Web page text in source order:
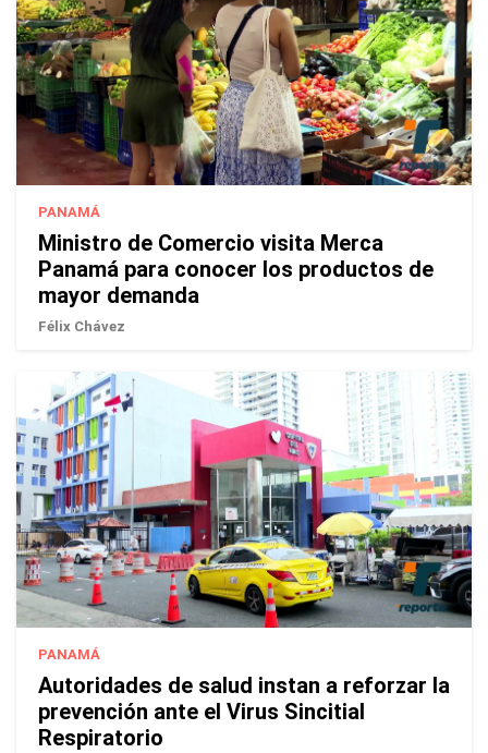
PANAMÁ
Ministro de Comercio visita Merca
Panamá para conocer los productos de
mayor demanda
Félix Chávez
PANAMÁ
Autoridades de salud instan a reforzar la
prevención ante el Virus Sincitial
Respiratorio